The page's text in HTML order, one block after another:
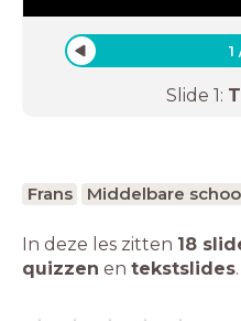
1
Slide 1:
Frans Middelbare
In deze les zitten 18
quizzen en tekstslides.